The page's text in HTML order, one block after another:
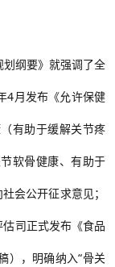
划纲要》就强调了全
4月发布《允许保健
有助于缓解关节疼
软骨健康、有助于
会公开征求意见；
司正式发布《食品
），明确纳入“骨关